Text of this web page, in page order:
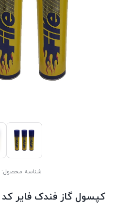
شناسه محصول:
کپسول گاز فندک فایر کد ۲۲۰۲۱ بسته ۳ عددی